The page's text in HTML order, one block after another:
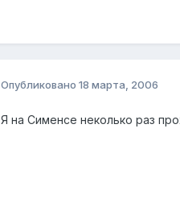
Опубликовано 18 марта, 2006
Я на Сименсе неколько раз